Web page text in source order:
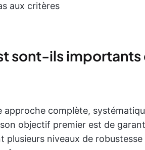
aux critères
sont-ils importants
approche complète,
objectif premier est de
plusieurs niveaux de